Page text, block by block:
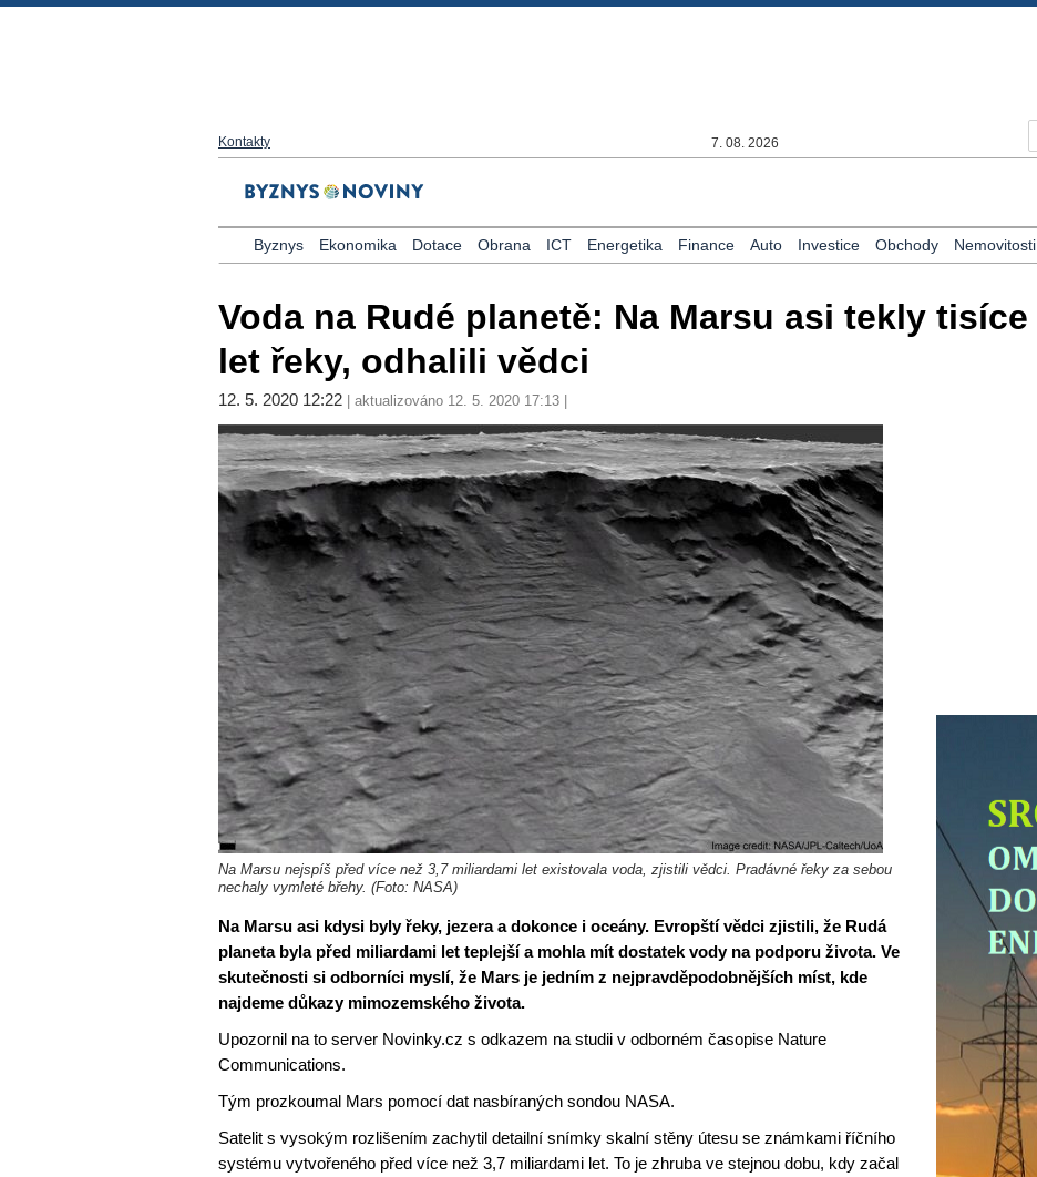
Kontakty 7. 08. 2026
Byznys Ekonomika Dotace Obrana ICT Energetika Finance Auto Investice Obchody Nemovitosti
Voda na Rudé planetě: Na Marsu asi tekly tisíce
let řeky, odhalili vědci
12. 5. 2020 12:22 | aktualizováno 12. 5. 2020 17:13 |
Na Marsu nejspíš před více než 3,7 miliardami let existovala voda, zjistili vědci. Pradávné řeky za sebou
nechaly vymleté břehy. (Foto: NASA)
Na Marsu asi kdysi byly řeky, jezera a dokonce i oceány. Evropští vědci zjistili, že Rudá
planeta byla před miliardami let teplejší a mohla mít dostatek vody na podporu života. Ve
skutečnosti si odborníci myslí, že Mars je jedním z nejpravděpodobnějších míst, kde
najdeme důkazy mimozemského života.
Upozornil na to server Novinky.cz s odkazem na studii v odborném časopise Nature
Communications.
Tým prozkoumal Mars pomocí dat nasbíraných sondou NASA.
Satelit s vysokým rozlišením zachytil detailní snímky skalní stěny útesu se známkami říčního
systému vytvořeného před více než 3,7 miliardami let. To je zhruba ve stejnou dobu, kdy začal